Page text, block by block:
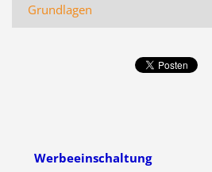
Grundlagen
Werbeeinschaltung